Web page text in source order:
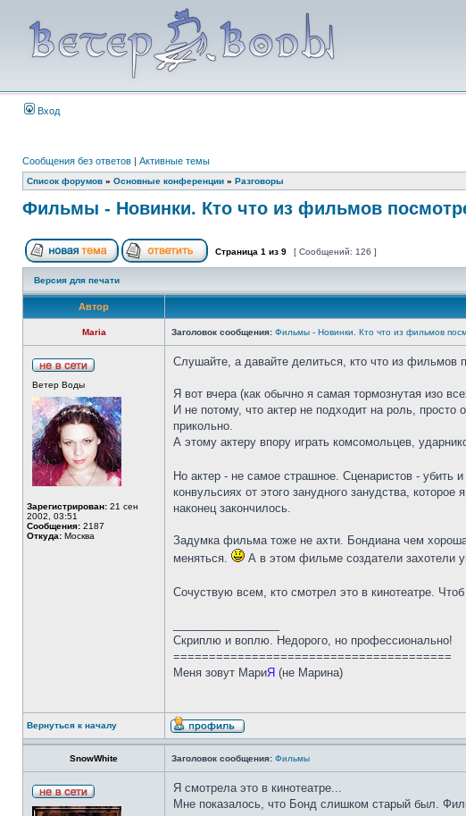
Вход
Сообщения без ответов | Активные темы
Список форумов » Основные конференции » Разговоры
Фильмы - Новинки. Кто что из фильмов
Страница 1 из 9 [ Сообщений: 126 ]
Версия для печати
Автор
Maria Заголовок сообщения: Фильмы - Новинки. Кто что из фильмов
Ветер Воды
Зарегистрирован: 21 сен
2002, 03:51
Сообщения: 2187
Откуда: Москва
Слушайте, а давайте делиться, кто что из фильмов
Я вот вчера (как обычно я самая тормознутая изо
И не потому, что актер не подходит на роль, просто
прикольно.
А этому актеру впору играть комсомольцев,
Но актер - не самое страшное. Сценаристов - убить
конвульсиях от этого занудного занудства,
наконец закончилось.
Задумка фильма тоже не ахти. Бондиана чем
меняться.
А в этом фильме создатели захотели
Сочуствую всем, кто смотрел это в кинотеатре.
Скриплю и воплю. Недорого, но профессионально!
=======================================
Меня зовут МариЯ (не Марина)
Вернуться к началу
SnowWhite Заголовок сообщения: Фильмы
Я смотрела это в кинотеатре...
Мне показалось, что Бонд слишком старый был.